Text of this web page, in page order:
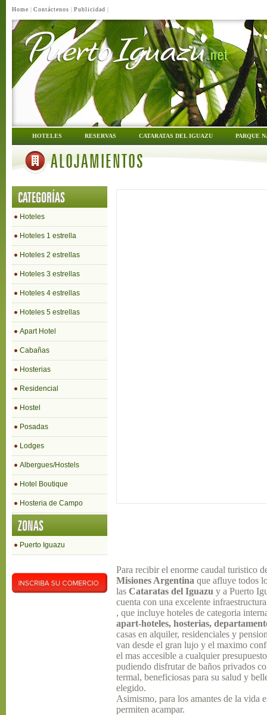
Home | Contáctenos | Publicidad |
HOTELES RESERVAS CATARATAS DEL IGUAZU PARQUE
ALOJAMIENTOS
CATEGORÍAS
Hoteles
Hoteles 1 estrella
Hoteles 2 estrellas
Hoteles 3 estrellas
Hoteles 4 estrellas
Hoteles 5 estrellas
Apart Hotel
Cabañas
Hosterias
Residencial
Hostel
Posadas
Lodges
Albergues/Hostels
Hotel Boutique
Hosteria de Campo
ZONAS
Puerto Iguazu
Para recibir el enorme caudal turistico
Misiones Argentina que afluye todos
las Cataratas del Iguazu y a Puerto
cuenta con una excelente
, que incluye hoteles de categoria
apart-hoteles, hosterias,
casas en alquiler, residenciales y
van desde el gran lujo y el maximo
el mas accesible a cualquier
pudiendo disfrutar de baños privados
termal, beneficiosas para su salud y
elegido.
Asimismo, para los amantes de la vida
permiten acampar.